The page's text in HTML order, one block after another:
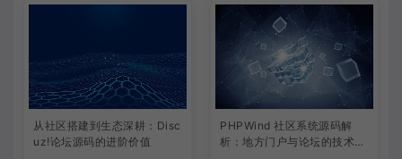
从社区搭建到生态深耕：Disc
uz!论坛源码的进阶价值
PHPWind 社区系统源码解
析：地方门户与论坛的技术实